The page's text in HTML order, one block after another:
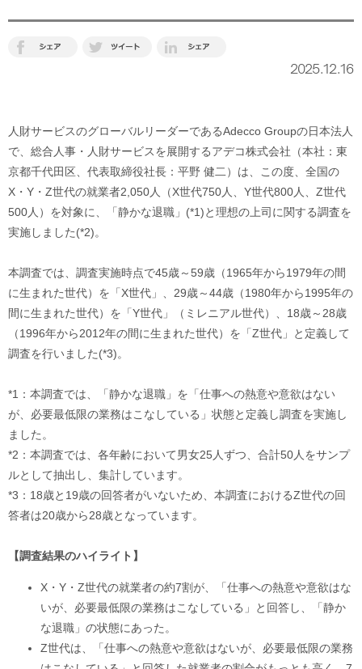
2025.12.16
人財サービスのグローバルリーダーであるAdecco Groupの日本法人
で、総合人事・人財サービスを展開するアデコ株式会社（本社：東
京都千代田区、代表取締役社長：平野 健二）は、この度、全国の
X・Y・Z世代の就業者2,050人（X世代750人、Y世代800人、Z世代
500人）を対象に、「静かな退職」(*1)と理想の上司に関する調査を
実施しました(*2)。
本調査では、調査実施時点で45歳～59歳（1965年から1979年の間
に生まれた世代）を「X世代」、29歳～44歳（1980年から1995年の
間に生まれた世代）を「Y世代」（ミレニアル世代）、18歳～28歳
（1996年から2012年の間に生まれた世代）を「Z世代」と定義して
調査を行いました(*3)。
*1：本調査では、「静かな退職」を「仕事への熱意や意欲はない
が、必要最低限の業務はこなしている」状態と定義し調査を実施し
ました。
*2：本調査では、各年齢において男女25人ずつ、合計50人をサンプ
ルとして抽出し、集計しています。
*3：18歳と19歳の回答者がいないため、本調査におけるZ世代の回
答者は20歳から28歳となっています。
【調査結果のハイライト】
X・Y・Z世代の就業者の約7割が、「仕事への熱意や意欲はな
いが、必要最低限の業務はこなしている」と回答し、「静か
な退職」の状態にあった。
Z世代は、「仕事への熱意や意欲はないが、必要最低限の業務